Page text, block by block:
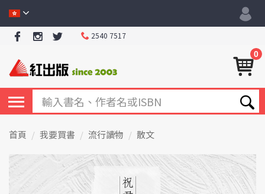
2540 7517
0
首頁 我要買書 流行讀物 散文